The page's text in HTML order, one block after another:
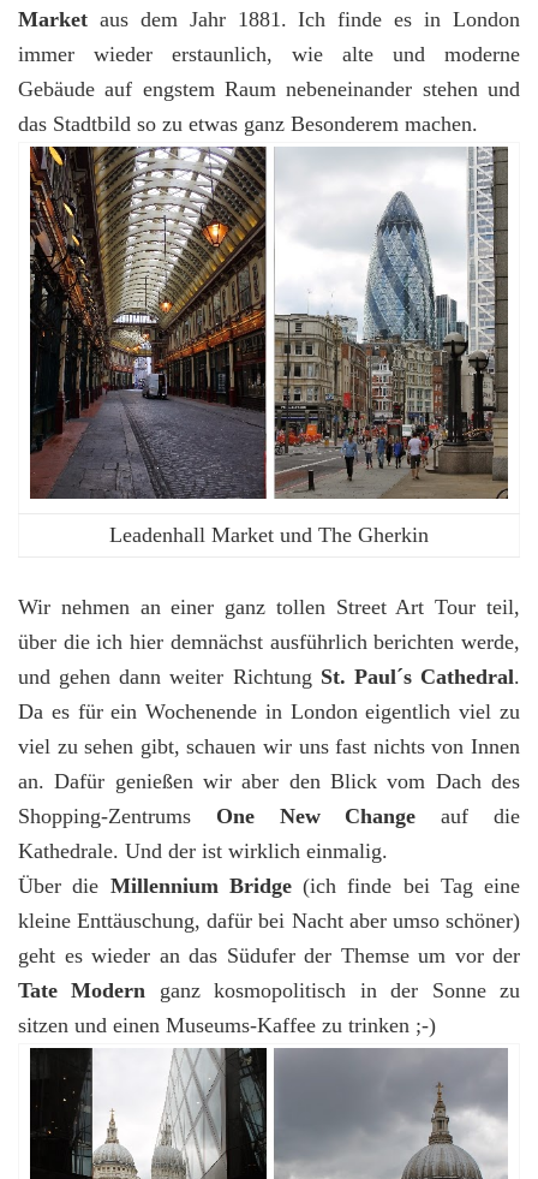
Market aus dem Jahr 1881. Ich finde es in London
immer wieder erstaunlich, wie alte und moderne
Gebäude auf engstem Raum nebeneinander stehen und
das Stadtbild so zu etwas ganz Besonderem machen.
Leadenhall Market und The Gherkin
Wir nehmen an einer ganz tollen Street Art Tour teil,
über die ich hier demnächst ausführlich berichten werde,
und gehen dann weiter Richtung St. Paul´s Cathedral.
Da es für ein Wochenende in London eigentlich viel zu
viel zu sehen gibt, schauen wir uns fast nichts von Innen
an. Dafür genießen wir aber den Blick vom Dach des
Shopping-Zentrums One New Change auf die
Kathedrale. Und der ist wirklich einmalig.
Über die Millennium Bridge(ich finde bei Tag eine
kleine Enttäuschung, dafür bei Nacht aber umso schöner)
geht es wieder an das Südufer der Themse um vor der
Tate Modern ganz kosmopolitisch in der Sonne zu
sitzen und einen Museums-Kaffee zu trinken ;-)